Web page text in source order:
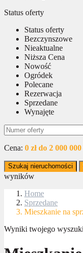
Status oferty
Status oferty
Bezczynszowe
Nieaktualne
Niższa Cena
Nowość
Ogródek
Polecane
Rezerwacja
Sprzedane
Wynajęte
Cena: 0 zł do 2 000 000
Szukaj nieruchomości
wyników
Home
Sprzedane
Mieszkanie na
Wyniki twojego